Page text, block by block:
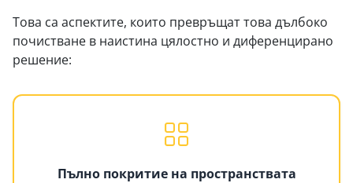
Това са аспектите, които превръщат това дълбоко
почистване в наистина цялостно и диференцирано
решение:
Пълно покритие на пространствата